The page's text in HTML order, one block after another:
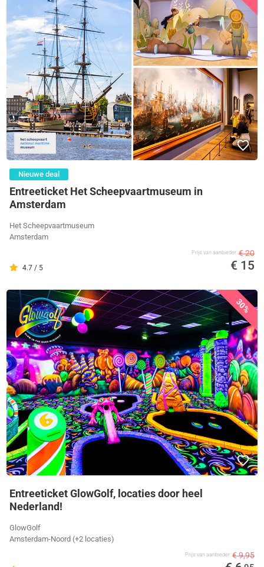
Nieuwe deal
Entreeticket Het Scheepvaartmuseum in
Amsterdam
Het Scheepvaartmuseum
Amsterdam
4.7 / 5
Prijs van aanbieder € 20
€ 15
30%
Entreeticket GlowGolf, locaties door heel
Nederland!
GlowGolf
Amsterdam-Noord (+2 locaties)
Prijs van aanbieder € 9,95